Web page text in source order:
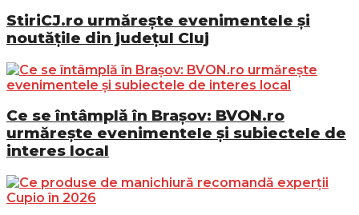
StiriCJ.ro urmărește evenimentele și
noutățile din județul Cluj
Ce se întâmplă în Brașov: BVON.ro
urmărește evenimentele și subiectele de
interes local